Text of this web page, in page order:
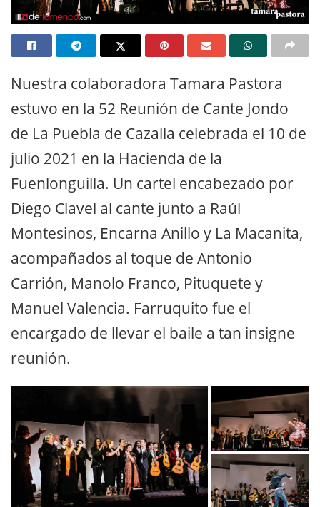
Nuestra colaboradora Tamara Pastora
estuvo en la 52 Reunión de Cante Jondo
de La Puebla de Cazalla celebrada el 10 de
julio 2021 en la Hacienda de la
Fuenlonguilla. Un cartel encabezado por
Diego Clavel al cante junto a Raúl
Montesinos, Encarna Anillo y La Macanita,
acompañados al toque de Antonio
Carrión, Manolo Franco, Pituquete y
Manuel Valencia. Farruquito fue el
encargado de llevar el baile a tan insigne
reunión.